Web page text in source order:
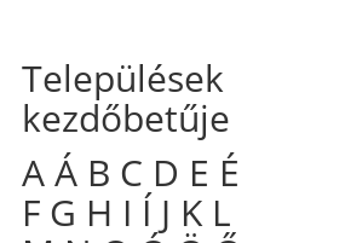
Települések
kezdőbetűje
AÁ B C D E É
F G H I Í J K L